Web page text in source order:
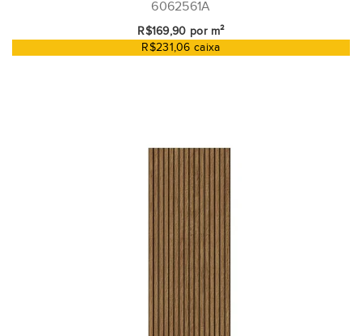
6062561A
R$169,90 por m²
R$231,06 caixa